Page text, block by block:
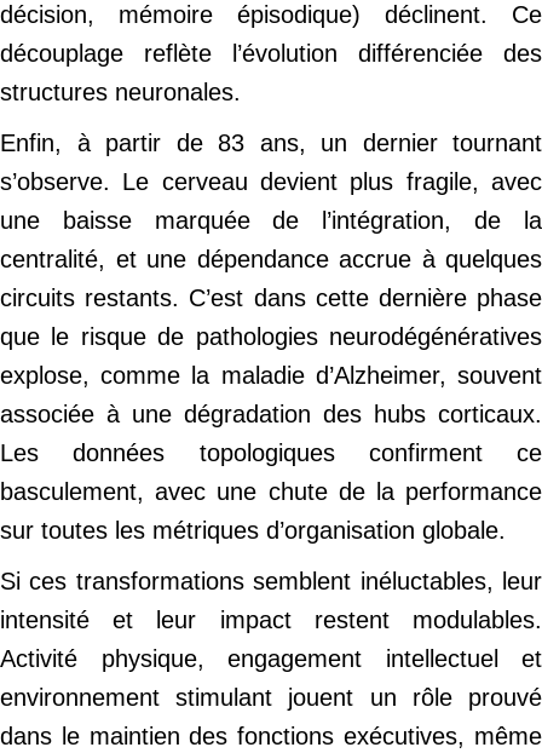
décision, mémoire épisodique) déclinent. Ce
découplage reflète l’évolution différenciée des
structures neuronales.
Enfin, à partir de 83 ans, un dernier tournant
s’observe. Le cerveau devient plus fragile, avec
une baisse marquée de l’intégration, de la
centralité, et une dépendance accrue à quelques
circuits restants. C’est dans cette dernière phase
que le risque de pathologies neurodégénératives
explose, comme la maladie d’Alzheimer, souvent
associée à une dégradation des hubs corticaux.
Les données topologiques confirment ce
basculement, avec une chute de la performance
sur toutes les métriques d’organisation globale.
Si ces transformations semblent inéluctables, leur
intensité et leur impact restent modulables.
Activité physique, engagement intellectuel et
environnement stimulant jouent un rôle prouvé
dans le maintien des fonctions exécutives, même